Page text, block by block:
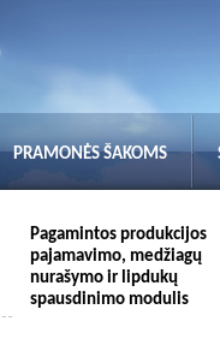
PRAMONĖS ŠAKOMS
Pagamintos produkcijos
pajamavimo, medžiagų
nurašymo ir lipdukų
spausdinimo modulis